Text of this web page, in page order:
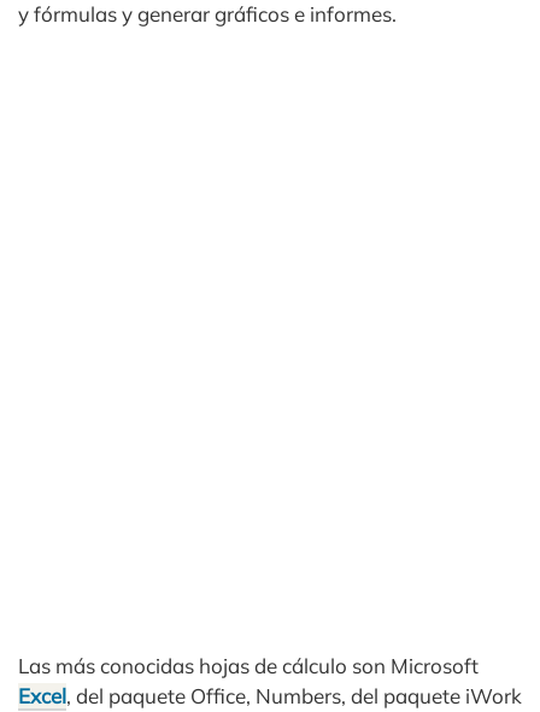
y fórmulas y generar gráficos e informes.
Las más conocidas hojas de cálculo son Microsoft
Excel, del paquete Office, Numbers, del paquete iWork